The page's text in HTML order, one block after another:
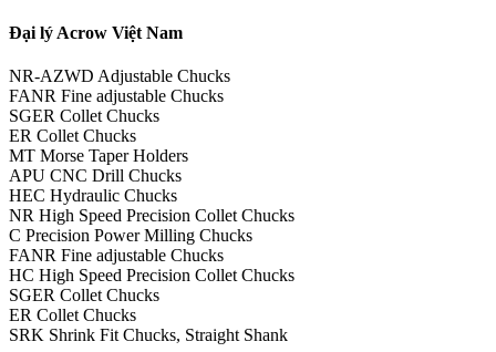
Đại lý Acrow Việt Nam
NR-AZWD Adjustable Chucks
FANR Fine adjustable Chucks
SGER Collet Chucks
ER Collet Chucks
MT Morse Taper Holders
APU CNC Drill Chucks
HEC Hydraulic Chucks
NR High Speed Precision Collet Chucks
C Precision Power Milling Chucks
FANR Fine adjustable Chucks
HC High Speed Precision Collet Chucks
SGER Collet Chucks
ER Collet Chucks
SRK Shrink Fit Chucks, Straight Shank